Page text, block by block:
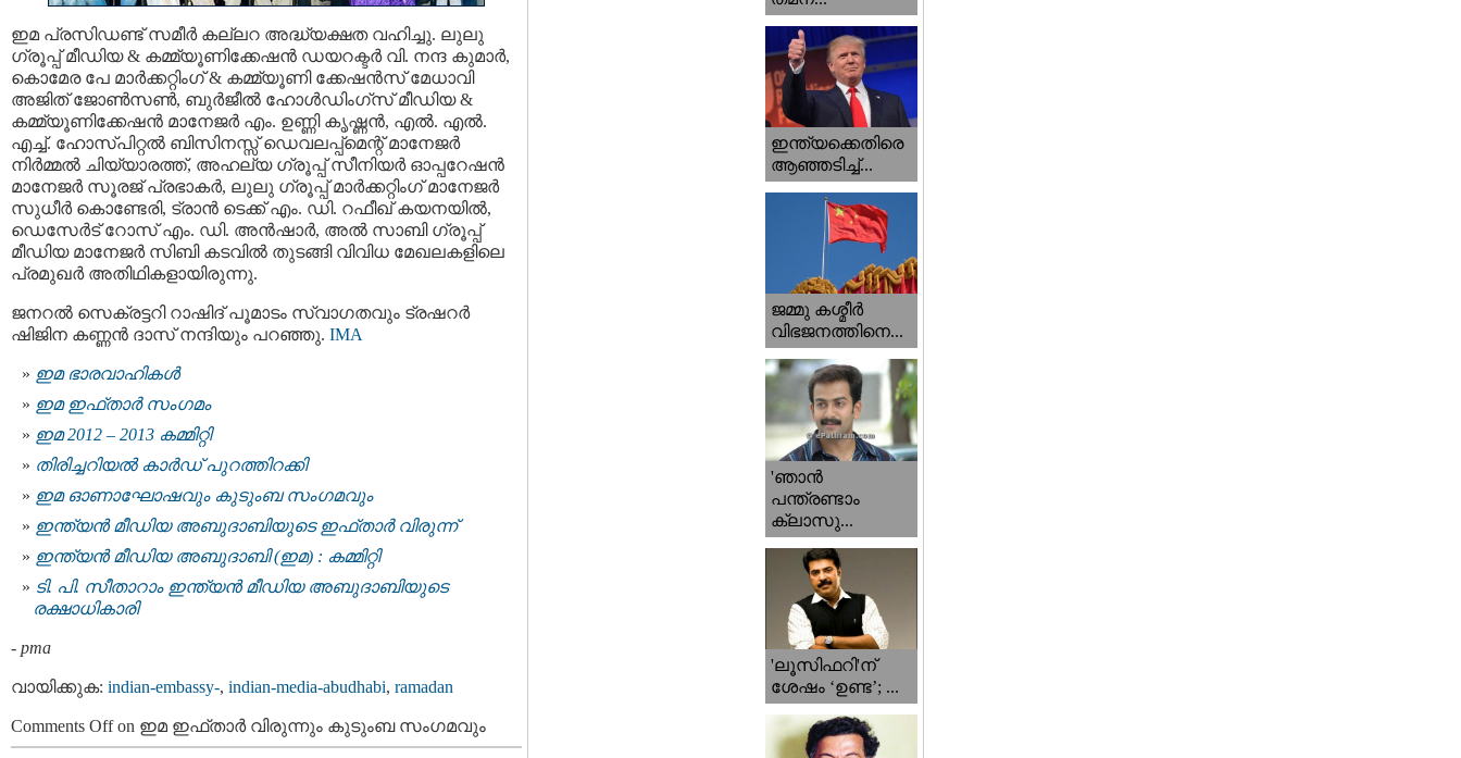
ഇമ പ്രസിഡണ്ട് സമീർ കല്ലറ അദ്ധ്യക്ഷത വഹിച്ചു. ലുലു
ഗ്രൂപ്പ് മീഡിയ & കമ്മ്യൂണിക്കേഷൻ ഡയറക്ടർ വി. നന്ദ കുമാർ,
കൊമേര പേ മാർക്കറ്റിംഗ് & കമ്മ്യൂണി ക്കേഷൻസ് മേധാവി
അജിത് ജോൺസൺ, ബുർജീൽ ഹോൾഡിംഗ്സ് മീഡിയ &
കമ്മ്യൂണിക്കേഷൻ മാനേജർ എം. ഉണ്ണി കൃഷ്ണൻ, എൽ. എൽ.
എച്ച്. ഹോസ്പിറ്റൽ ബിസിനസ്സ് ഡെവലപ്പ്മെന്റ് മാനേജർ
നിർമ്മൽ ചിയ്യാരത്ത്, അഹല്യ ഗ്രൂപ്പ് സീനിയർ ഓപ്പറേഷൻ
മാനേജർ സൂരജ് പ്രഭാകർ, ലുലു ഗ്രൂപ്പ് മാർക്കറ്റിംഗ് മാനേജർ
സുധീർ കൊണ്ടേരി, ട്രാൻ ടെക്ക് എം. ഡി. റഫീഖ് കയനയിൽ,
ഡെസേർട് റോസ് എം. ഡി. അൻഷാർ, അൽ സാബി ഗ്രൂപ്പ്
മീഡിയ മാനേജർ സിബി കടവിൽ തുടങ്ങി വിവിധ മേഖലകളിലെ
പ്രമുഖർ അതിഥികളായിരുന്നു.
ജനറൽ സെക്രട്ടറി റാഷിദ് പൂമാടം സ്വാഗതവും ട്രഷറർ
ഷിജിന കണ്ണൻ ദാസ്‌ നന്ദിയും പറഞ്ഞു. IMA
ഇമ ഭാരവാഹികള്‍
ഇമ ഇഫ്താർ സംഗമം
ഇമ 2012 – 2013 കമ്മിറ്റി
തിരിച്ചറിയൽ കാർഡ് പുറത്തിറക്കി
ഇമ ഓണാഘോഷവും കുടുംബ സംഗമവും
ഇന്ത്യൻ മീഡിയ അബുദാബിയുടെ ഇഫ്താർ വിരുന്ന്
ഇന്ത്യന്‍ മീഡിയ അബുദാബി (ഇമ) : കമ്മിറ്റി
ടി. പി. സീതാറാം ഇന്ത്യന്‍ മീഡിയ അബുദാബിയുടെ
രക്ഷാധികാരി
- pma
വായിക്കുക: indian-embassy-, indian-media-abudhabi, ramadan
Comments Offon ഇമ ഇഫ്‌താർ വിരുന്നും കുടുംബ സംഗമവും
ഇന്ത്യക്കെതിരെ
ആഞ്ഞടിച്ച്...
ജമ്മു കശ്മീ‍ർ
വിഭജനത്തിനെ...
'ഞാന്‍
പന്ത്രണ്ടാം
ക്ലാസു...
'ലൂസിഫറി'ന്
ശേഷം ‘ഉണ്ട’; ...